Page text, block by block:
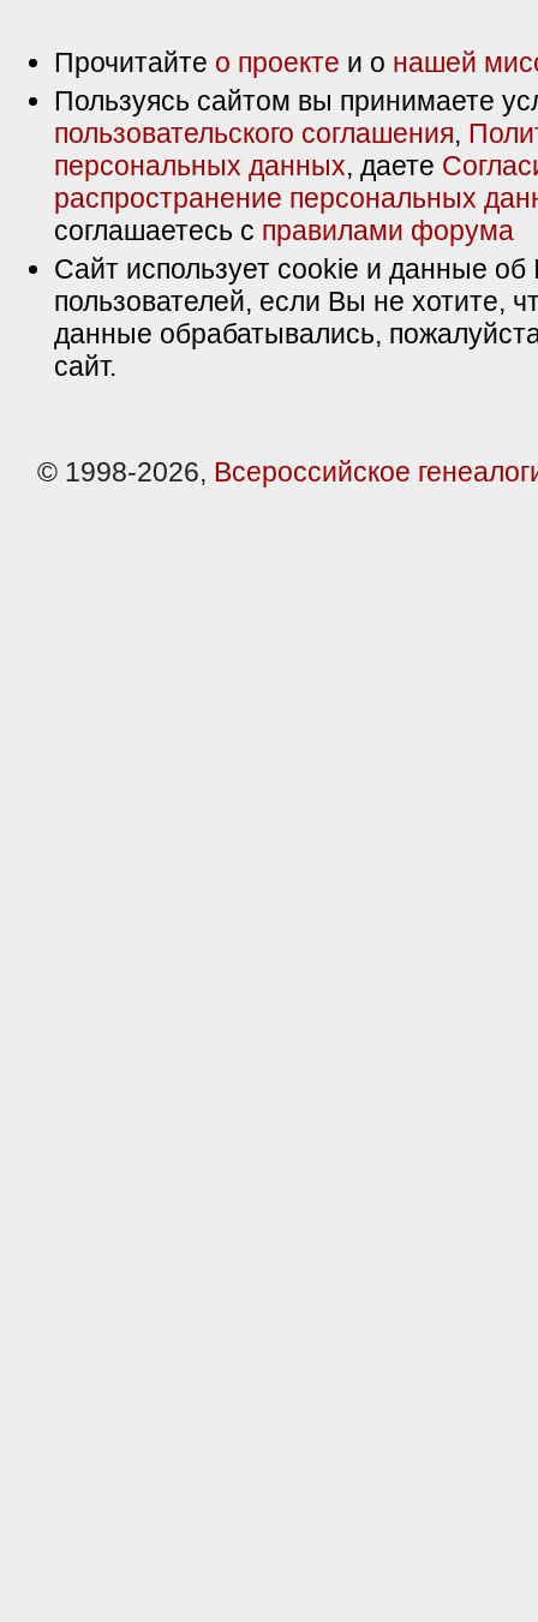
Прочитайте о проекте и о нашей
Пользуясь сайтом вы принимаете
пользовательского соглашения,
персональных данных, даете
распространение персональных
соглашаетесь с правилами форума
Сайт использует cookie и данные об
пользователей, если Вы не хотите,
данные обрабатывались,
сайт.
© 1998-2026, Всероссийское